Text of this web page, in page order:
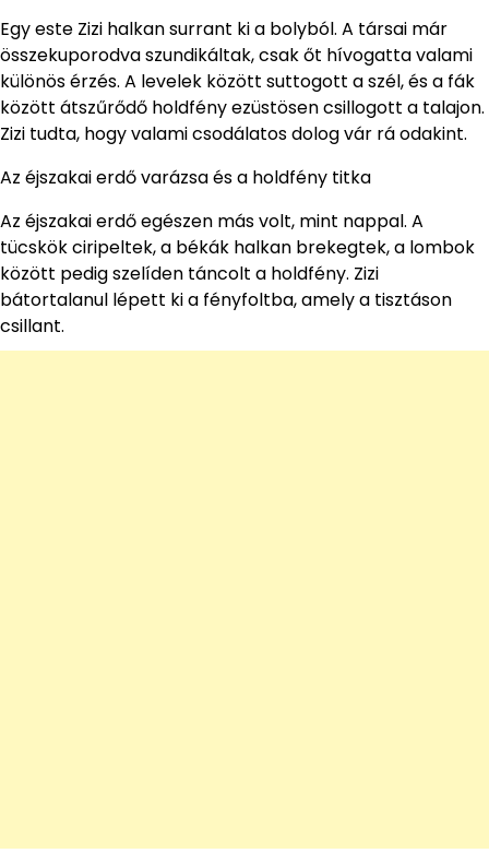
Egy este Zizi halkan surrant ki a bolyból. A társai már
összekuporodva szundikáltak, csak őt hívogatta valami
különös érzés. A levelek között suttogott a szél, és a fák
között átszűrődő holdfény ezüstösen csillogott a talajon.
Zizi tudta, hogy valami csodálatos dolog vár rá odakint.
Az éjszakai erdő varázsa és a holdfény titka
Az éjszakai erdő egészen más volt, mint nappal. A
tücskök ciripeltek, a békák halkan brekegtek, a lombok
között pedig szelíden táncolt a holdfény. Zizi
bátortalanul lépett ki a fényfoltba, amely a tisztáson
csillant.